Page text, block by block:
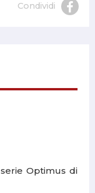
Condividi
Optimus di